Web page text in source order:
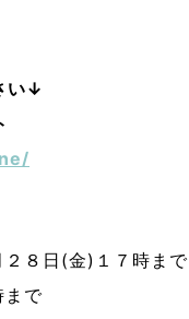
い↓
８日(金)１７時まで
まで